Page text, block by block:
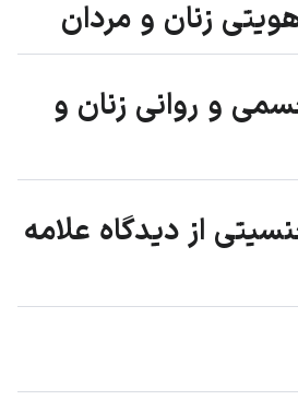
زنان و مردان
و روانی زنان و
از دیدگاه علامه